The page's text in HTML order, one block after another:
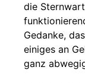
die
Gedanke,
einiges an
ganz